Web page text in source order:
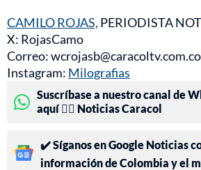
CAMILO ROJAS, PERIODISTA
X: RojasCamo
Correo: wcrojasb@caracoltv.com.co
Instagram: Milografias
Suscríbase a nuestro canal de
aquí 👉🏻 Noticias Caracol
✔️ Síganos en Google Noticias
información de Colombia y el